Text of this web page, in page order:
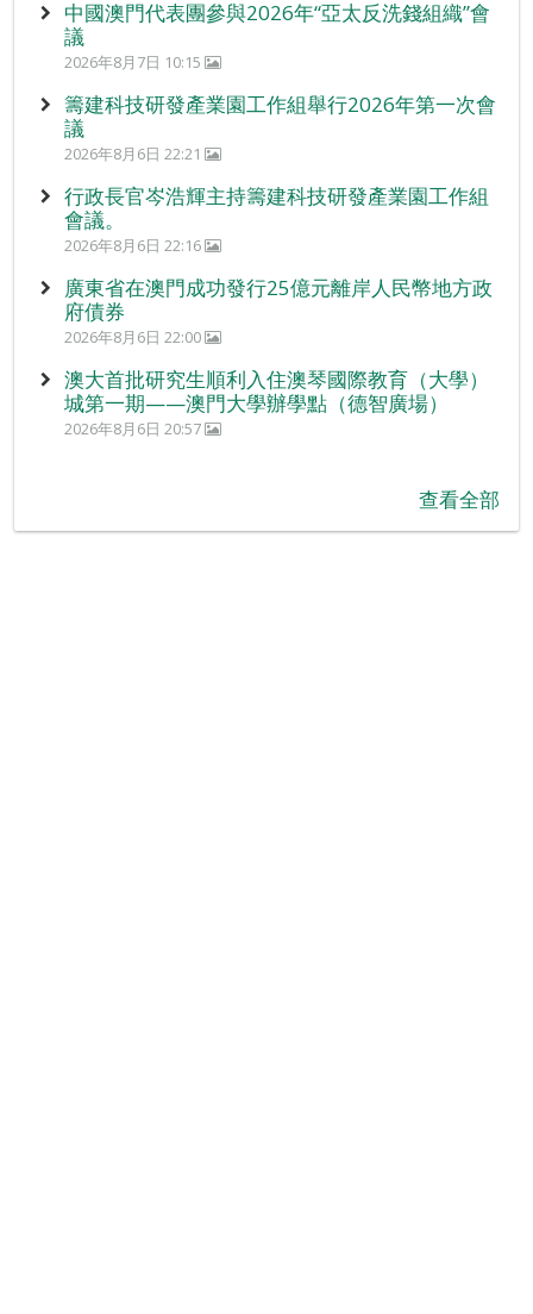
中國澳門代表團參與2026年“亞太反洗錢組織”會
議
2026年8月7日 10:15
籌建科技研發產業園工作組舉行2026年第一次會
議
2026年8月6日 22:21
行政長官岑浩輝主持籌建科技研發產業園工作組
會議。
2026年8月6日 22:16
廣東省在澳門成功發行25億元離岸人民幣地方政
府債券
2026年8月6日 22:00
澳大首批研究生順利入住澳琴國際教育（大學）
城第一期——澳門大學辦學點（德智廣場）
2026年8月6日 20:57
查看全部